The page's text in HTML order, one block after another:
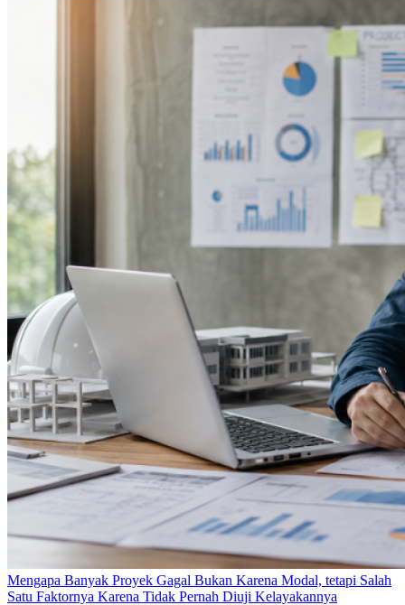
Mengapa Banyak Proyek Gagal Bukan Karena Modal, tetapi Salah
Satu Faktornya Karena Tidak Pernah Diuji Kelayakannya